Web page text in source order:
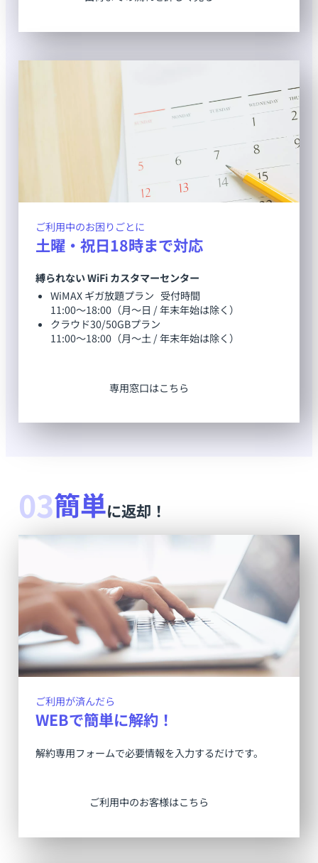
ご利用中のお困りごとに
土曜・祝日18時まで対応
縛られない WiFi カスタマーセンター
WiMAX ギガ放題プラン 受付時間
11:00～18:00（月～日 / 年末年始は除く）
クラウド30/50GBプラン
11:00～18:00（月～土 / 年末年始は除く）
専用窓口はこちら
03簡単に返却！
ご利用が済んだら
WEBで簡単に解約！
解約専用フォームで必要情報を入力するだけです。
ご利用中のお客様はこちら